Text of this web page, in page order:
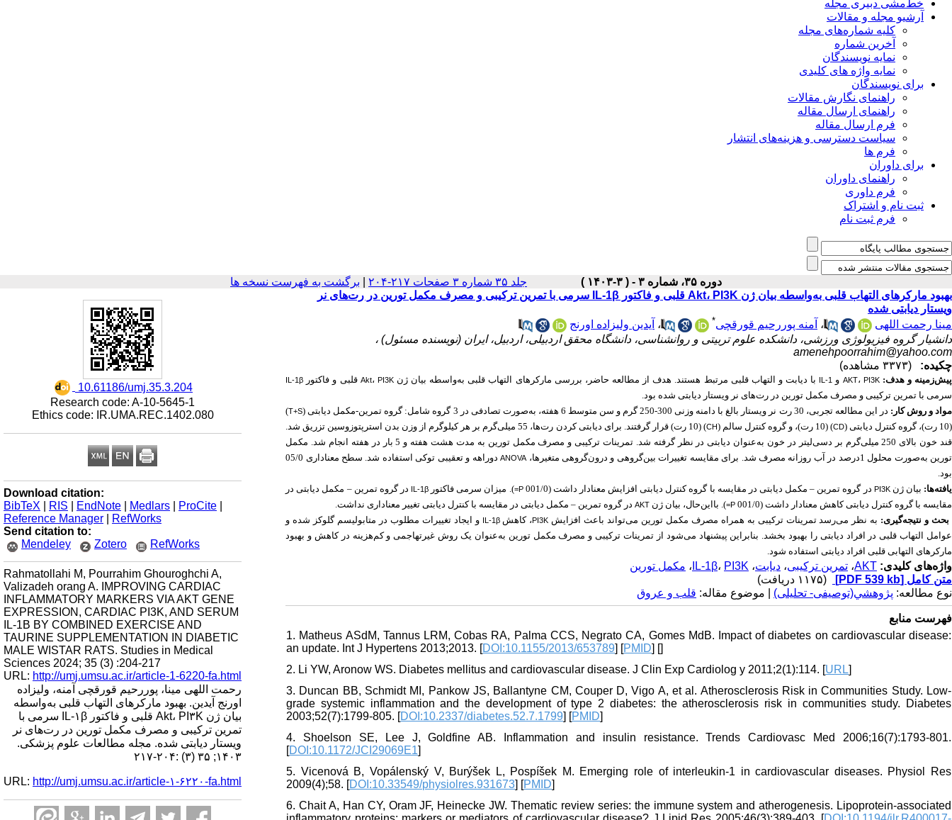
خط‌مشی دبیری مجله
آرشیو مجله و مقالات
کلیه شماره‌های مجله
آخرین شماره
نمایه نویسندگان
نمایه واژه های کلیدی
برای نویسندگان
راهنمای نگارش مقالات
راهنمای ارسال مقاله
فرم ارسال مقاله
سیاست دسترسی و هزینه‌های انتشار
فرم ها
برای داوران
راهنمای داوران
فرم داوری
ثبت نام و اشتراک
فرم ثبت نام
دوره ۳۵، شماره ۳ - ( ۳-۱۴۰۳ ) جلد ۳۵ شماره ۳ صفحات ۲۱۷-۲۰۴ برگشت به فهرست نسخه ها
‎ 10.61186/umj.35.3.204
Research code: A-10-5645-1
Ethics code: IR.UMA.REC.1402.080
Download citation:
BibTeX
RIS EndNote Medlars ProCite
Reference Manager
RefWorks
Send citation to:
Mendeley
Zotero RefWorks
Rahmatollahi M, Pourrahim Ghouroghchi A,
Valizadeh orang A. IMPROVING CARDIAC
INFLAMMATORY MARKERS VIA AKT GENE
EXPRESSION, CARDIAC PI3K, AND SERUM
IL-1Β BY COMBINED EXERCISE AND
TAURINE SUPPLEMENTATION IN DIABETIC
MALE WISTAR RATS. Studies in Medical
Sciences 2024; 35 (3) :204-217
URL: http://umj.umsu.ac.ir/article-1-6220-fa.html
رحمت اللهی مینا، پوررحیم قورقچی آمنه، ولیزاده
اورنج آیدین. بهبود مارکرهای التهاب قلبی به‌واسطه
بیان ژن Akt، PI۳K قلبی و فاکتور IL-۱β سرمی با
تمرین ترکیبی و مصرف مکمل تورین در رت‌های نر
ویستار دیابتی شده. مجله مطالعات علوم پزشکی.
۱۴۰۳; ۳۵ (۳) :۲۰۴-۲۱۷
URL: http://umj.umsu.ac.ir/article-۱-۶۲۲۰-fa.html
بهبود مارکرهای التهاب قلبی به‌واسطه بیان ژن Akt، PI3K قلبی و فاکتور IL-1β سرمی با تمرین ترکیبی و مصرف مکمل تورین در رت‌های نر
ویستار دیابتی شده
مینا رحمت اللهی
، آمنه پوررحیم قورقچی* ، آیدین ولیزاده اورنج
دانشیار گروه فیزیولوژی ورزشی، دانشکده علوم تربیتی و روانشناسی، دانشگاه محقق اردبیلی، اردبیل، ایران (نویسنده مسئول) ،
amenehpoorrahim@yahoo.com
چکیده:
(۳۳۷۳ مشاهده)
پیش‌زمینه و هدف: AKT ، PI3K و IL-1 با دیابت و التهاب قلبی مرتبط هستند. هدف از مطالعه حاضر، بررسی مارکرهای التهاب قلبی به‌واسطه بیان ژن Akt، PI3K قلبی و فاکتور IL-1β
سرمی با تمرین ترکیبی و مصرف مکمل تورین در رت‌های نر ویستار دیابتی شده بود.
مواد و روش کار: در این مطالعه تجربی، 30 رت نر ویستار بالغ با دامنه وزنی 300-250 گرم و سن متوسط 6 هفته، به‌صورت تصادفی در 3 گروه شامل: گروه تمرین-مکمل دیابتی ( T+S
)
(10 رت)، گروه کنترل دیابتی (
CD) (10 رت)، و گروه کنترل سالم ( CH
) (10 رت) قرار گرفتند. برای دیابتی کردن رت‌ها، 55 میلی‌گرم بر هر کیلوگرم از وزن بدن استرپتوزوسین تزریق شد.
قند خون بالای 250 میلی‌گرم بر دسی‌لیتر در خون به‌عنوان دیابتی در نظر گرفته شد. تمرینات ترکیبی و مصرف مکمل تورین به مدت هشت هفته و 5 بار در هفته انجام شد. مکمل
تورین به‌صورت محلول 1درصد در آب روزانه مصرف شد. برای مقایسه تغییرات بین‌گروهی و درون‌گروهی متغیرها،
ANOVA
دوراهه و تعقیبی توکی استفاده شد. سطح معناداری 05/0
بود.
یافته‌ها: بیان ژنPI3K در گروه تمرین – مکمل دیابتی در مقایسه با گروه کنترل دیابتی افزایش معنادار داشت (001/0 P= ). میزان سرمی فاکتور IL-1β در گروه تمرین – مکمل دیابتی در
مقایسه با گروه کنترل دیابتی کاهش معنادار داشت (001/0
P= ). بااین‌حال، بیان ژن AKT در گروه تمرین – مکمل دیابتی در مقایسه با کنترل دیابتی تغییر معناداری نداشت.
بحث و نتیجه‌گیری: به نظر می‌رسد تمرینات ترکیبی به همراه مصرف مکمل تورین می‌تواند باعث افزایش PI3K، کاهشIL-1β و ایجاد تغییرات مطلوب در متابولیسم گلوکز شده و
عوامل التهاب قلبی در افراد دیابتی را بهبود بخشد. بنابراین پیشنهاد می‌شود از تمرینات ترکیبی و مصرف مکمل تورین به‌عنوان یک روش غیرتهاجمی و کم‌هزینه در کاهش و بهبود
مارکرهای التهابی قلبی افراد دیابتی استفاده شود.
واژه‌های کلیدی: AKT، تمرین ترکیبی، دیابت، IL-1β، PI3K ، مکمل تورین
متن کامل [PDF 539 kb]
(۱۱۷۵ دریافت)
نوع مطالعه: پژوهشي(توصیفی- تحلیلی) | موضوع مقاله: قلب و عروق
فهرست منابع
1. Matheus ASdM, Tannus LRM, Cobas RA, Palma CCS, Negrato CA, Gomes MdB. Impact of diabetes on cardiovascular disease:
an update. Int J Hypertens 2013;2013. [DOI:10.1155/2013/653789] [PMID] []
2. Li YW, Aronow WS. Diabetes mellitus and cardiovascular disease. J Clin Exp Cardiolog y 2011;2(1):114. [URL]
3. Duncan BB, Schmidt MI, Pankow JS, Ballantyne CM, Couper D, Vigo A, et al. Atherosclerosis Risk in Communities Study. Low-
grade systemic inflammation and the development of type 2 diabetes: the atherosclerosis risk in communities study. Diabetes
2003;52(7):1799-805. [DOI:10.2337/diabetes.52.7.1799] [PMID]
4. Shoelson SE, Lee J, Goldfine AB. Inflammation and insulin resistance. Trends Cardiovasc Med 2006;16(7):1793-801.
[DOI:10.1172/JCI29069E1]
5. Vicenová B, Vopálenský V, Burýšek L, Pospíšek M. Emerging role of interleukin-1 in cardiovascular diseases. Physiol Res
2009(4);58. [DOI:10.33549/physiolres.931673] [PMID]
6. Chait A, Han CY, Oram JF, Heinecke JW. Thematic review series: the immune system and atherogenesis. Lipoprotein-associated